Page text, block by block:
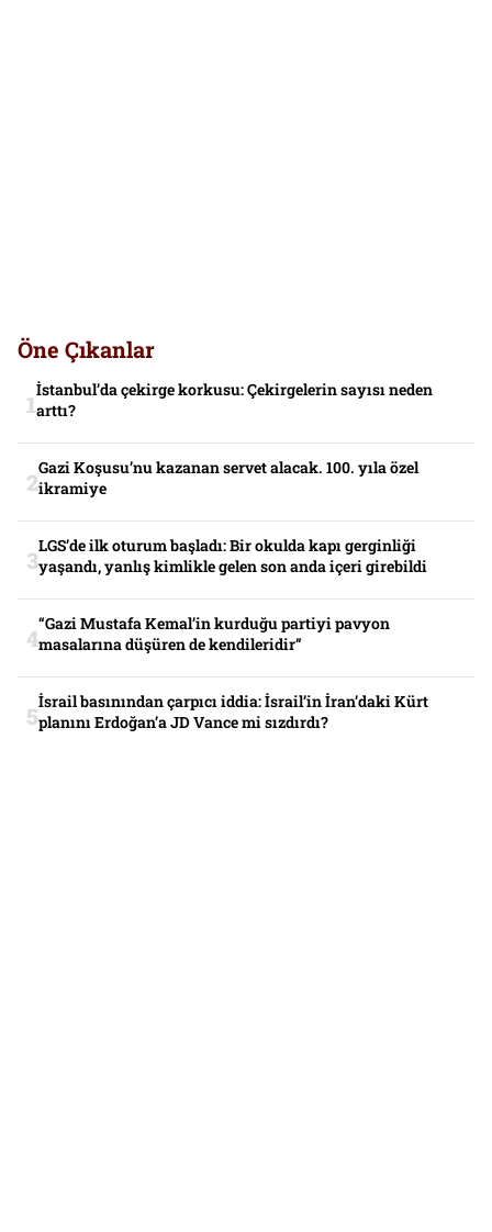
Öne Çıkanlar
İstanbul’da çekirge korkusu: Çekirgelerin sayısı neden
arttı?
Gazi Koşusu’nu kazanan servet alacak. 100. yıla özel
ikramiye
LGS’de ilk oturum başladı: Bir okulda kapı gerginliği
yaşandı, yanlış kimlikle gelen son anda içeri girebildi
“Gazi Mustafa Kemal’in kurduğu partiyi pavyon
masalarına düşüren de kendileridir”
İsrail basınından çarpıcı iddia: İsrail’in İran’daki Kürt
planını Erdoğan’a JD Vance mi sızdırdı?